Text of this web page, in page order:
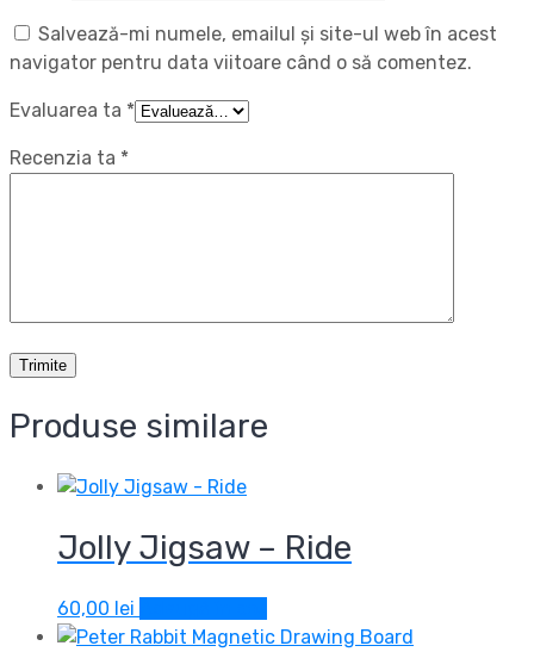
Salvează-mi numele, emailul și site-ul web în acest
navigator pentru data viitoare când o să comentez.
Evaluarea ta *
Recenzia ta *
Produse similare
Jolly Jigsaw – Ride
60,00 lei